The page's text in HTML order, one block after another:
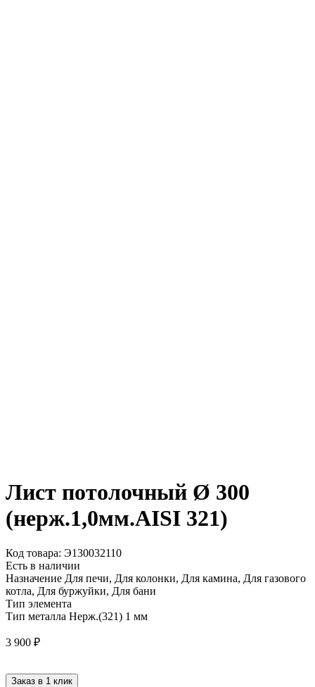
Лист потолочный Ø 300
(нерж.1,0мм.AISI 321)
Код товара: Э130032110
Есть в наличии
Назначение Для печи, Для колонки, Для камина, Для газового
котла, Для буржуйки, Для бани
Тип элемента
Тип металла Нерж.(321) 1 мм
3 900 ₽
Заказ в 1 клик